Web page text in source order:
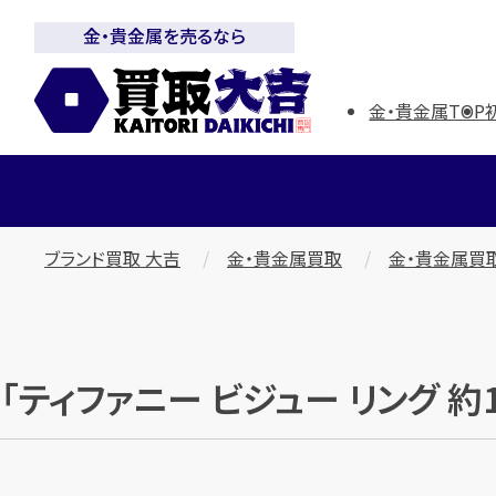
金・貴金属を売るなら
金・貴金属TOP
ブランド買取 大吉 金・貴金属買取 金・貴金属
「ティファニー ビジュー リング